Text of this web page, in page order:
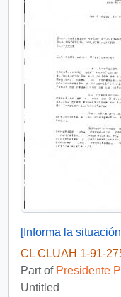
CL CLUAH 1-91-
Part of Presidente
Untitled